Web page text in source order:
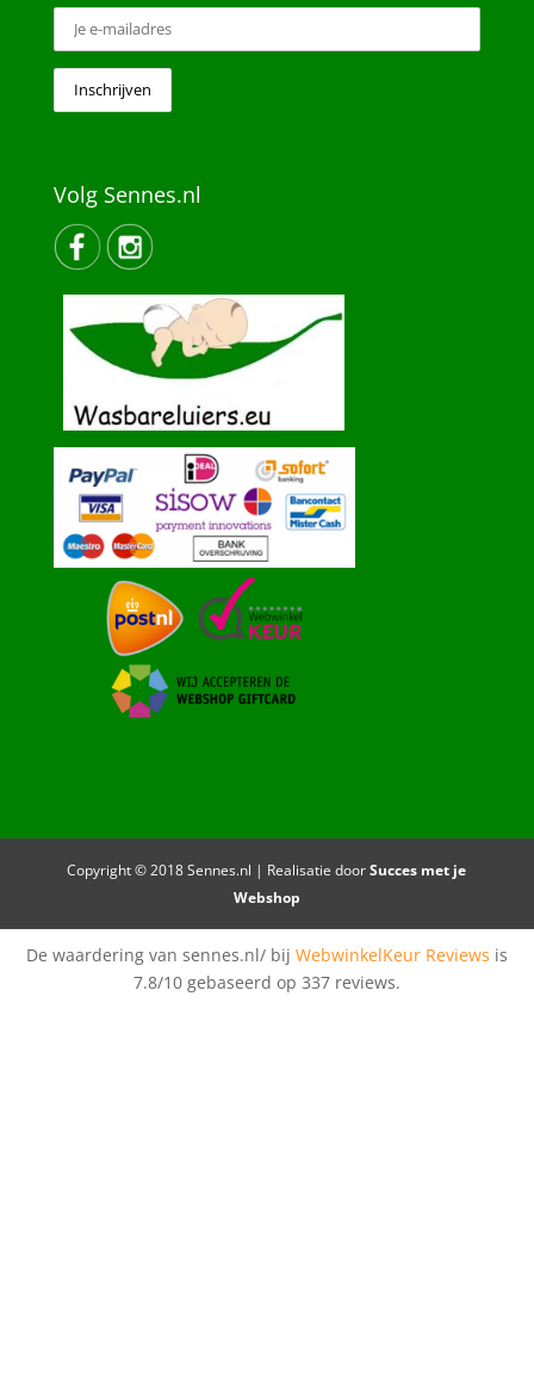
Volg Sennes.nl
Copyright © 2018 Sennes.nl | Realisatie doorSucces met je
Webshop
De waardering van sennes.nl/ bij WebwinkelKeur Reviews is
7.8/10 gebaseerd op 337 reviews.